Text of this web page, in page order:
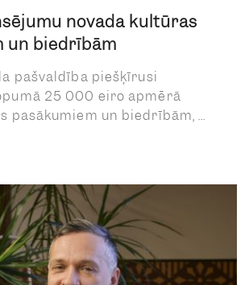
novada kultūras
un biedrībām
pašvaldība piešķīrusi
25 000 eiro apmērā
pasākumiem un biedrībām, ...